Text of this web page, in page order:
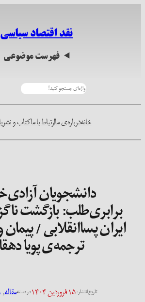
نقد اقتصاد سیاسی
فهرست موضوعی
خانهدرباره‌ی ماارتباط با ماکتاب و
دانشجویان
برابری‌طلب: بازگشت
ایران پساانقلابی /
ترجمه‌ی پویا
تاریخ انتشار:۱۵ فروردین ۱۴۰۴ در دستهمقاله,